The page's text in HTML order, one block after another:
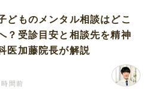
どものメンタル相談はどこ
？受診目安と相談先を精神
医加藤院長が解説
時間前